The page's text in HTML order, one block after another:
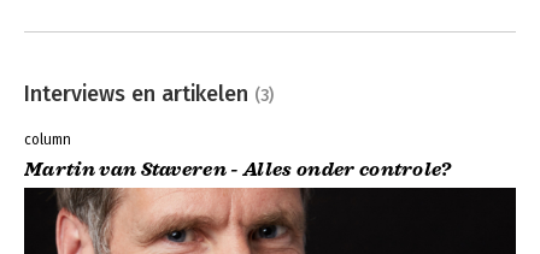
Interviews en artikelen (3)
column
Martin van Staveren - Alles onder controle?